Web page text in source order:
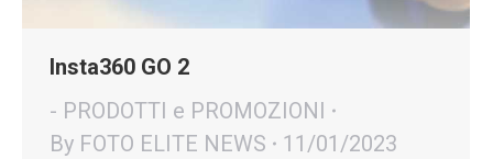
Insta360 GO 2
- PRODOTTI e PROMOZIONI
By FOTO ELITE NEWS
11/01/2023